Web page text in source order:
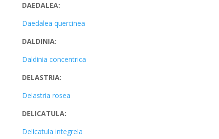
DAEDALEA:
Daedalea quercinea
DALDINIA:
Daldinia concentrica
DELASTRIA:
Delastria rosea
DELICATULA:
Delicatula integrela